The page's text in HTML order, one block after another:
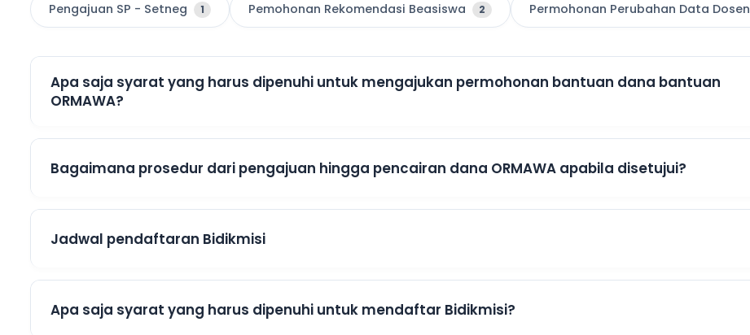
Pengajuan SP - Setneg 1 Pemohonan Rekomendasi Beasiswa 2 Permohonan Perubahan Data Dosen
Apa saja syarat yang harus dipenuhi untuk mengajukan permohonan bantuan dana bantuan
ORMAWA?
Bagaimana prosedur dari pengajuan hingga pencairan dana ORMAWA apabila disetujui?
Jadwal pendaftaran Bidikmisi
Apa saja syarat yang harus dipenuhi untuk mendaftar Bidikmisi?